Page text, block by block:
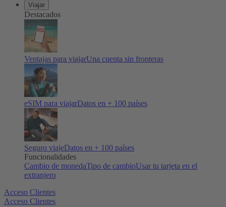
Viajar
Destacados
Ventajas para viajarUna cuenta sin fronteras
eSIM para viajarDatos en + 100 países
Seguro viajeDatos en + 100 países
Funcionalidades
Cambio de monedaTipo de cambioUsar tu tarjeta en el
extranjero
Acceso Clientes
Acceso Clientes